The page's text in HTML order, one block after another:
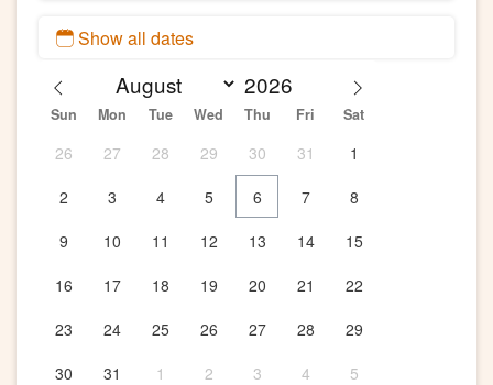
Sun Mon Tue Wed Thu Fri Sat
26 27 28 29 30 31
1
2
3 4 5 6 7
8
9
10 11 12 13 14
15
16
17 18 19 20 21
22
23
24 25 26 27 28
29
30
31 1 2 3 4 5